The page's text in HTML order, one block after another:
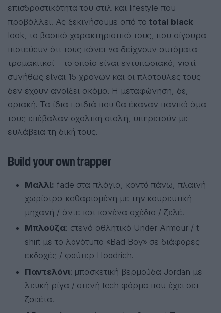
επισδραστικότητα του στιλ και lifestyle που
προβάλλει. Ας ξεκινήσουμε από το total black
look, το βασικό χαρακτηριστικό τους, που σίγουρα
πιστεύουν ότι τους κάνει να δείχνουν αυτόματα
τρομακτικοί – το οποίο είναι εντυπωσιακό, γιατί
συνήθως είναι 15 χρονών και οι πλατούλες τους
δεν έχουν ανοίξει ακόμα. Η μεταφώνηση, δε,
οριακή. Τα ίδια παιδιά που θα έκαναν πανικό άμα
τους επέβαλαν σχολική στολή, υπηρετούν με
ευλάβεια τη δική τους.
Build your own trapper
Μαλλί: fade στα πλάγια, κοντό πάνω, πλαϊνή
χωρίστρα καθαρισμένη με την κουρευτική
μηχανή / άντε και κανένα σχέδιο / ζελέ.
Μπλούζα: στενό αθλητικό Under Armour / t-
shirt με το λογότυπο «Bad Boy» σε διάφορες
εκδοχές / φούτερ Hoodrich.
Παντελόνι: μπασκετική βερμούδα Jordan με
λευκή ρίγα / στενή tech φόρμα που έχει σετ
ζακέτα.